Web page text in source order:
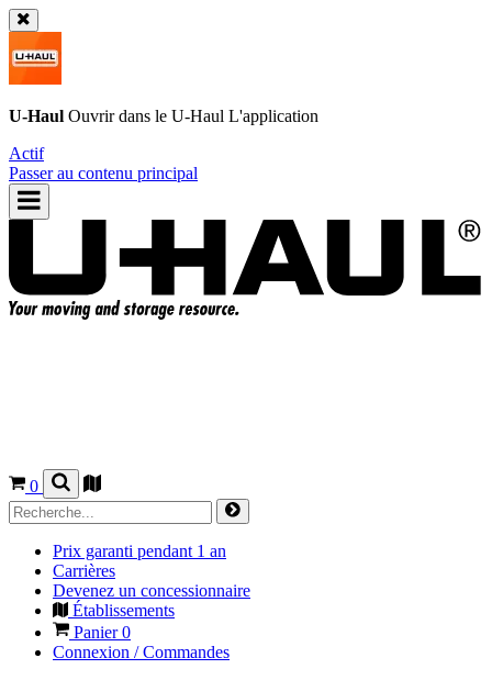
U-Haul Ouvrir dans le U-Haul L'application
Actif
Passer au contenu principal
0
Prix garanti pendant 1 an
Carrières
Devenez un concessionnaire
Établissements
Panier0
Connexion / Commandes